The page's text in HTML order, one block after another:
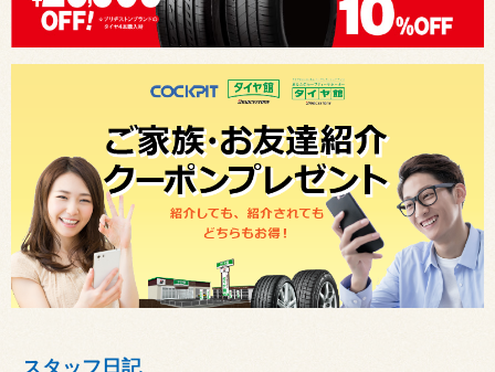
スタッフ日記